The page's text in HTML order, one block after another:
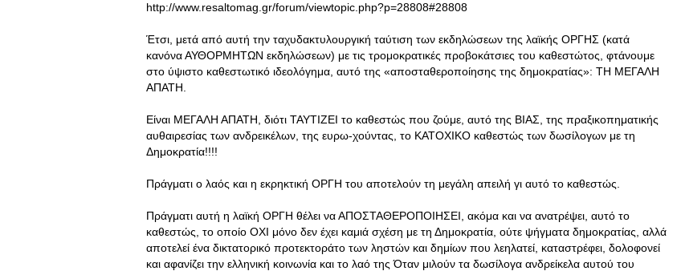
http://www.resaltomag.gr/forum/viewtopic.php?p=28808#28808
Έτσι, μετά από αυτή την ταχυδακτυλουργική ταύτιση των εκδηλώσεων της λαϊκής ΟΡΓΗΣ (κατά
κανόνα ΑΥΘΟΡΜΗΤΩΝ εκδηλώσεων) με τις τρομοκρατικές προβοκάτσιες του καθεστώτος, φτάνουμε
στο ύψιστο καθεστωτικό ιδεολόγημα, αυτό της «αποσταθεροποίησης της δημοκρατίας»: ΤΗ ΜΕΓΑΛΗ
ΑΠΑΤΗ.
Είναι ΜΕΓΑΛΗ ΑΠΑΤΗ, διότι ΤΑΥΤΙΖΕΙ το καθεστώς που ζούμε, αυτό της ΒΙΑΣ, της πραξικοπηματικής
αυθαιρεσίας των ανδρεικέλων, της ευρω-χούντας, το ΚΑΤΟΧΙΚΟ καθεστώς των δωσίλογων με τη
Δημοκρατία!!!!
Πράγματι ο λαός και η εκρηκτική ΟΡΓΗ του αποτελούν τη μεγάλη απειλή γι αυτό το καθεστώς.
Πράγματι αυτή η λαϊκή ΟΡΓΗ θέλει να ΑΠΟΣΤΑΘΕΡΟΠΟΙΗΣΕΙ, ακόμα και να ανατρέψει, αυτό το
καθεστώς, το οποίο ΟΧΙ μόνο δεν έχει καμιά σχέση με τη Δημοκρατία, ούτε ψήγματα δημοκρατίας, αλλά
αποτελεί ένα δικτατορικό προτεκτοράτο των ληστών και δημίων που λεηλατεί, καταστρέφει, δολοφονεί
και αφανίζει την ελληνική κοινωνία και το λαό της Όταν μιλούν τα δωσίλογα ανδρείκελα αυτού του